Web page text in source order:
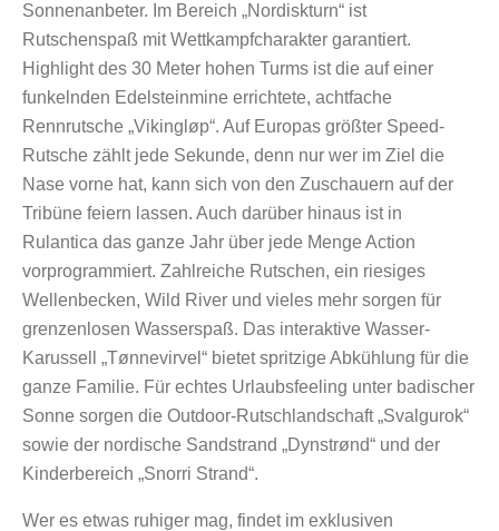
Sonnenanbeter. Im Bereich „Nordiskturn“ ist
Rutschenspaß mit Wettkampfcharakter garantiert.
Highlight des 30 Meter hohen Turms ist die auf einer
funkelnden Edelsteinmine errichtete, achtfache
Rennrutsche „Vikingløp“. Auf Europas größter Speed-
Rutsche zählt jede Sekunde, denn nur wer im Ziel die
Nase vorne hat, kann sich von den Zuschauern auf der
Tribüne feiern lassen. Auch darüber hinaus ist in
Rulantica das ganze Jahr über jede Menge Action
vorprogrammiert. Zahlreiche Rutschen, ein riesiges
Wellenbecken, Wild River und vieles mehr sorgen für
grenzenlosen Wasserspaß. Das interaktive Wasser-
Karussell „Tønnevirvel“ bietet spritzige Abkühlung für die
ganze Familie. Für echtes Urlaubsfeeling unter badischer
Sonne sorgen die Outdoor-Rutschlandschaft „Svalgurok“
sowie der nordische Sandstrand „Dynstrønd“ und der
Kinderbereich „Snorri Strand“.
Wer es etwas ruhiger mag, findet im exklusiven